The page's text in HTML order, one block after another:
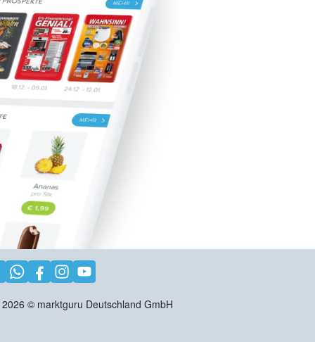
2026 © marktguru Deutschland GmbH